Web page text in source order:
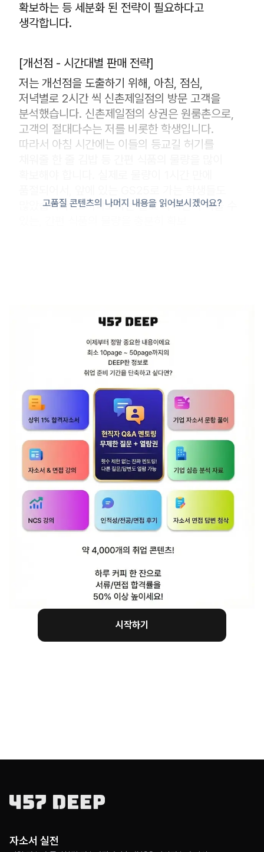
확보하는 등 세분화 된 전략이 필요하다고
생각합니다.
[개선점 - 시간대별 판매 전략]
저는 개선점을 도출하기 위해, 아침, 점심,
저녁별로 2시간 씩 신촌제일점의 방문 고객을
분석했습니다. 신촌제일점의 상권은 원룸촌으로,
고객의 절대다수는 저를 비롯한 학생입니다.
따라서 아침 시간에는 이들의 등교길 허기를
많았습니다. 도시락보다는 들고 다니면서 먹을 수
고품질 콘텐츠의 나머지 내용을 읽어보시겠어요?
시작하기
자소서 실전